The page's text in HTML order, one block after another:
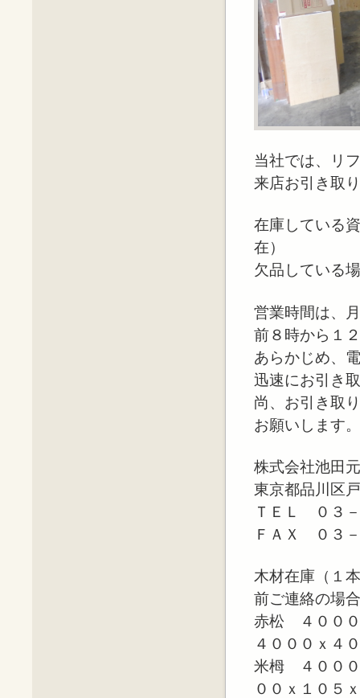
当社では、リ
来店お引き取
在庫している
在）
欠品している
営業時間は、
前８時から１
あらかじめ、
迅速にお引き
尚、お引き取
お願いします。
株式会社池田
東京都品川区
ＴＥＬ ０３
ＦＡＸ ０３
木材在庫（１
前ご連絡の場
赤松 ４００
４０００ｘ４
米栂 ４００
００ｘ１０５